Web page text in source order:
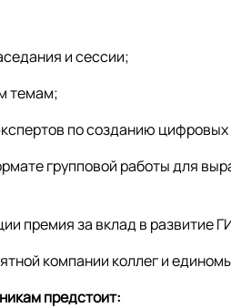
и сессии;
темам;
по созданию
групповой работы для
премия за вклад в развитие
компании коллег и
предстоит: